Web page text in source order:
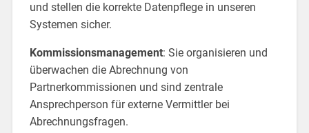
und stellen die korrekte Datenpflege in unseren
Systemen sicher.
Kommissionsmanagement: Sie organisieren und
überwachen die Abrechnung von
Partnerkommissionen und sind zentrale
Ansprechperson für externe Vermittler bei
Abrechnungsfragen.